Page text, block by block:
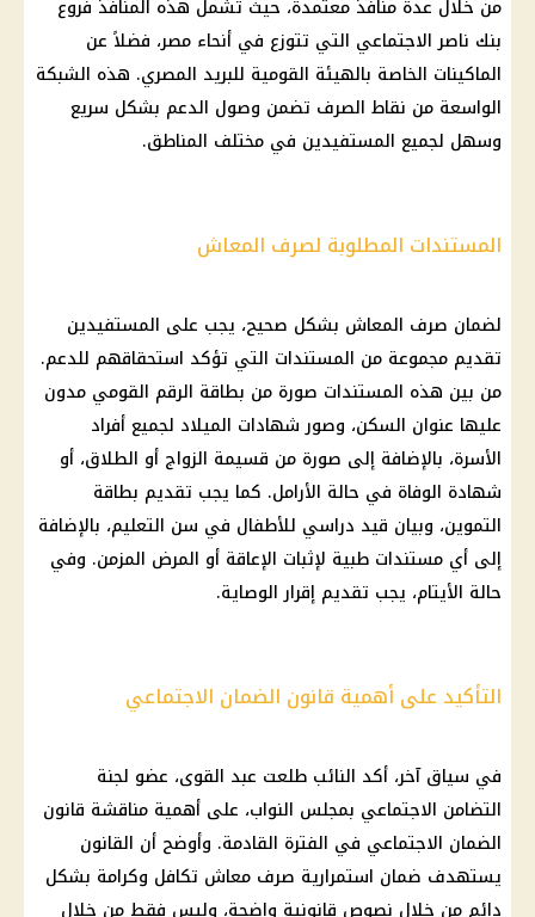
من خلال عدة منافذ معتمدة، حيث تشمل هذه المنافذ فروع
بنك ناصر الاجتماعي التي تتوزع في أنحاء مصر، فضلاً عن
الماكينات الخاصة بالهيئة القومية للبريد المصري. هذه الشبكة
الواسعة من نقاط الصرف تضمن وصول الدعم بشكل سريع
وسهل لجميع المستفيدين في مختلف المناطق.
المستندات المطلوبة لصرف المعاش
لضمان صرف المعاش بشكل صحيح، يجب على المستفيدين
تقديم مجموعة من المستندات التي تؤكد استحقاقهم للدعم.
من بين هذه المستندات صورة من بطاقة الرقم القومي مدون
عليها عنوان السكن، وصور شهادات الميلاد لجميع أفراد
الأسرة، بالإضافة إلى صورة من قسيمة الزواج أو الطلاق، أو
شهادة الوفاة في حالة الأرامل. كما يجب تقديم بطاقة
التموين، وبيان قيد دراسي للأطفال في سن التعليم، بالإضافة
إلى أي مستندات طبية لإثبات الإعاقة أو المرض المزمن. وفي
حالة الأيتام، يجب تقديم إقرار الوصاية.
التأكيد على أهمية قانون الضمان الاجتماعي
في سياق آخر، أكد النائب طلعت عبد القوى، عضو لجنة
التضامن الاجتماعي بمجلس النواب، على أهمية مناقشة قانون
الضمان الاجتماعي في الفترة القادمة. وأوضح أن القانون
يستهدف ضمان استمرارية صرف معاش تكافل وكرامة بشكل
دائم من خلال نصوص قانونية واضحة، وليس فقط من خلال